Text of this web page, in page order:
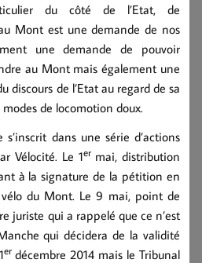
du côté de l’Etat, de
Mont est une demande de nos
une demande de pouvoir
au Mont mais également une
discours de l’Etat au regard de sa
de locomotion doux.
s’inscrit dans une série d’actions
Vélocité. Le 1ermai, distribution
à la signature de la pétition en
vélo du Mont. Le 9 mai, point de
juriste qui a rappelé que ce n’est
qui décidera de la validité
erdécembre 2014 mais le Tribunal